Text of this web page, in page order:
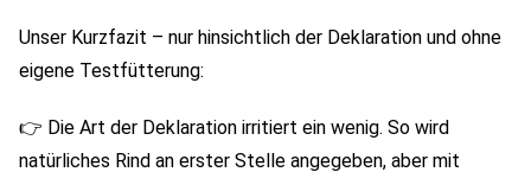
Unser Kurzfazit – nur hinsichtlich der Deklaration und ohne
eigene Testfütterung:
👉 Die Art der Deklaration irritiert ein wenig. So wird
natürliches Rind an erster Stelle angegeben, aber mit